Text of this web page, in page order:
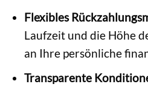
Flexibles
Laufzeit und die Höhe
an Ihre persönliche
Transparente